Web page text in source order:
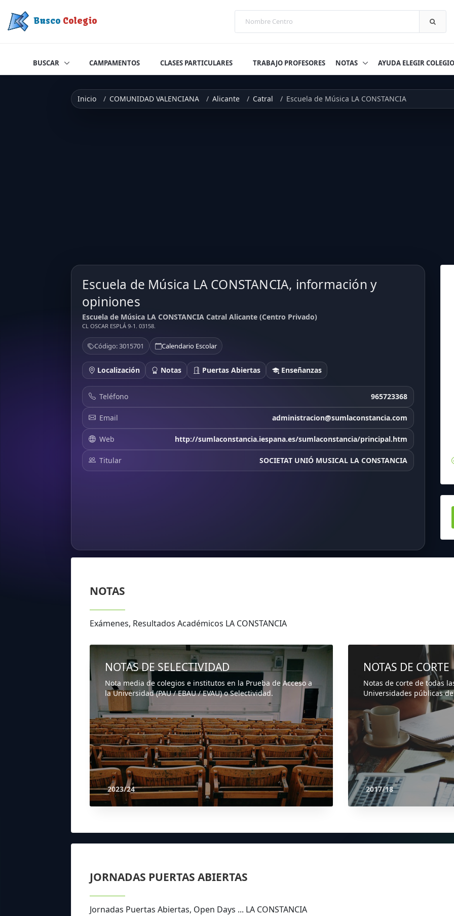
Busco Colegio
BUSCAR CAMPAMENTOS CLASES PARTICULARES TRABAJO PROFESORES NOTAS AYUDA ELEGIR COLEGIO
Inicio COMUNIDAD VALENCIANA Alicante Catral Escuela de Música LA CONSTANCIA
Escuela de Música LA CONSTANCIA, información y
opiniones
Escuela de Música LA CONSTANCIA Catral Alicante (Centro Privado)
CL OSCAR ESPLÁ 9-1. 03158.
Código: 3015701 Calendario Escolar
Localización Notas Puertas Abiertas Enseñanzas
Teléfono 965723368
Email administracion@sumlaconstancia.com
Web http://sumlaconstancia.iespana.es/sumlaconstancia/principal.htm
Titular SOCIETAT UNIÓ MUSICAL LA CONSTANCIA
NOTAS
Exámenes, Resultados Académicos LA CONSTANCIA
NOTAS DE SELECTIVIDAD
Nota media de colegios e institutos en la Prueba de Acceso a
la Universidad (PAU / EBAU / EVAU) o Selectividad.
2023/24
NOTAS DE CORTE
Notas de corte de todas
Universidades públicas
2017/18
JORNADAS PUERTAS ABIERTAS
Jornadas Puertas Abiertas, Open Days ... LA CONSTANCIA